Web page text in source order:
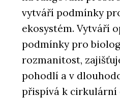
vytváří podmínky
ekosystém. Vytváří
podmínky pro
rozmanitost,
pohodlí a v
přispívá k cirkulární